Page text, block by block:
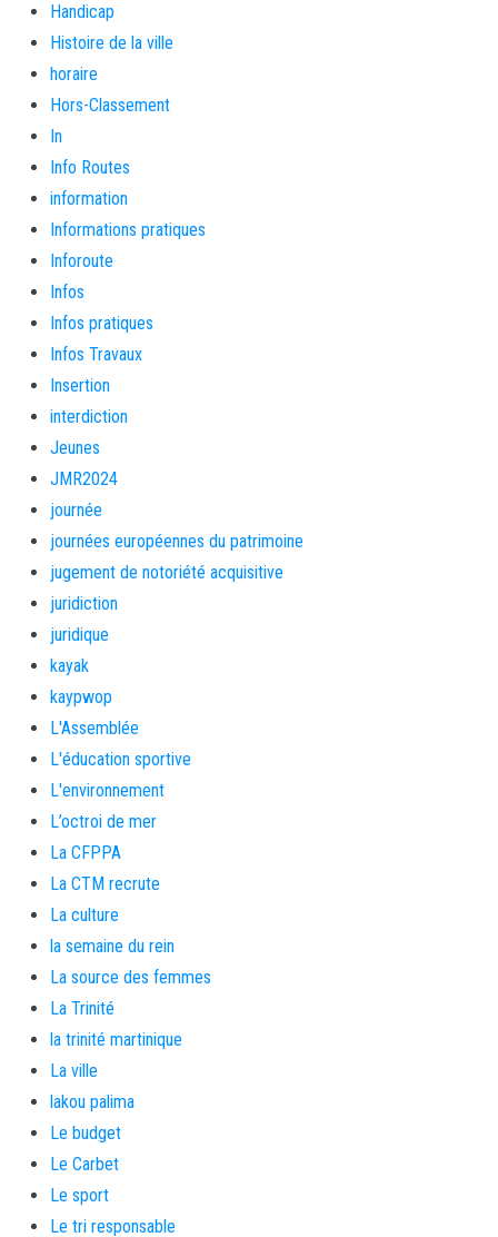
Handicap
Histoire de la ville
horaire
Hors-Classement
In
Info Routes
information
Informations pratiques
Inforoute
Infos
Infos pratiques
Infos Travaux
Insertion
interdiction
Jeunes
JMR2024
journée
journées européennes du patrimoine
jugement de notoriété acquisitive
juridiction
juridique
kayak
kaypwop
L'Assemblée
L'éducation sportive
L'environnement
L’octroi de mer
La CFPPA
La CTM recrute
La culture
la semaine du rein
La source des femmes
La Trinité
la trinité martinique
La ville
lakou palima
Le budget
Le Carbet
Le sport
Le tri responsable